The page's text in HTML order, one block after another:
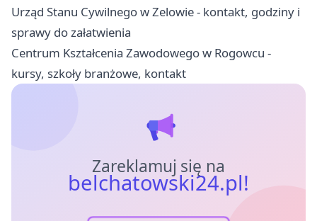
Urząd Stanu Cywilnego w Zelowie - kontakt, godziny i
sprawy do załatwienia
Centrum Kształcenia Zawodowego w Rogowcu -
kursy, szkoły branżowe, kontakt
Zareklamuj się na
belchatowski24.pl!